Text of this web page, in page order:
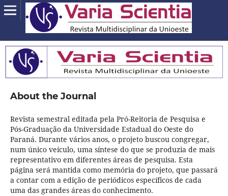
About the Journal
Revista semestral editada pela Pró-Reitoria de Pesquisa e
Pós-Graduação da Universidade Estadual do Oeste do
Paraná. Durante vários anos, o projeto buscou congregar,
num único veículo, uma síntese do que se produzia de mais
representativo em diferentes áreas de pesquisa. Esta
página será mantida como memória do projeto, que passará
a contar com a edição de periódicos específicos de cada
uma das grandes áreas do conhecimento.